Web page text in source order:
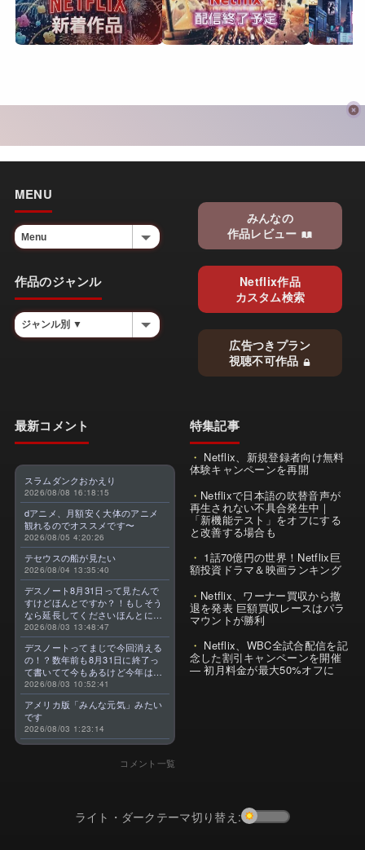
MENU
作品のジャンル
みんなの
作品レビュー
Netflix作品
カスタム検索
広告つきプラン
視聴不可作品
最新コメント
スラムダンクおかえり
2026/08/08 16:18:15
dアニメ、月額安く大体のアニメ
観れるのでオススメです〜
2026/08/05 4:20:26
テセウスの船が見たい
2026/08/04 13:35:40
デスノート8月31日って見たんで
すけどほんとですか？！もしそう
なら延長してくださいほんとに大
好きなんです😭
2026/08/03 13:48:47
デスノートってまじで今回消える
の！？数年前も8月31日に終了っ
て書いてて今もあるけど今年はま
じのやつ！？よくわからん！！で
きればなくならないでほしい！平
成アニメを振り返らせてくれっ
っ！！！！！！！
2026/08/03 10:52:41
アメリカ版「みんな元気」みたい
です
2026/08/03 1:23:14
コメント一覧
特集記事
Netflix、新規登録者向け無料
体験キャンペーンを再開
Netflixで日本語の吹替音声が
再生されない不具合発生中｜
「新機能テスト」をオフにする
と改善する場合も
1話70億円の世界！Netflix巨
額投資ドラマ＆映画ランキング
Netflix、ワーナー買収から撤
退を発表 巨額買収レースはパラ
マウントが勝利
Netflix、WBC全試合配信を記
念した割引キャンペーンを開催
— 初月料金が最大50%オフに
ライト・ダークテーマ切り替え: